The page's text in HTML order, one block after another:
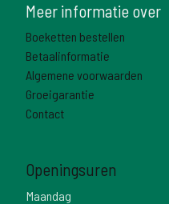
Meer informatie over
Boeketten bestellen
Betaalinformatie
Algemene voorwaarden
Groeigarantie
Contact
Openingsuren
Maandag